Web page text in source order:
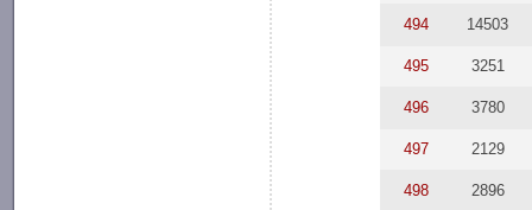
494 14503
495 3251
496 3780
497 2129
498 2896